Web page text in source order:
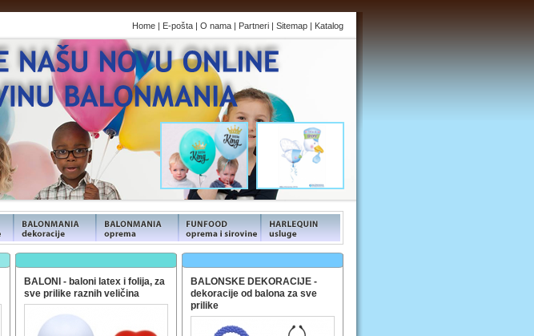
Home | E-pošta | O nama | Partneri | Sitemap | Katalog
BALONI - baloni latex i folija, za
sve prilike raznih veličina
BALONSKE DEKORACIJE -
dekoracije od balona za sve
prilike